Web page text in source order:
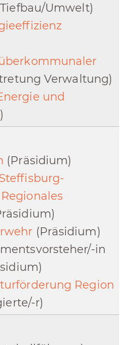
Umwelt)
Verwaltung)
und
(Präsidium)
(Präsidium)
in
Region
r)